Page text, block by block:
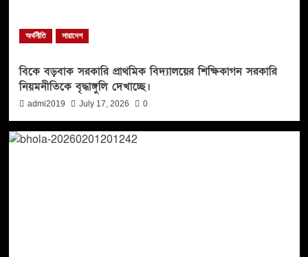
অর্থনীতি সারাদেশ
বিকে বড়বাক সরকারি প্রাথমিক বিদ্যালয়ের শিক্ষিকাগন সরকারি
নিয়মনীতিকে বৃদ্ধাঙ্গুলি দেখাচ্ছে।
admi2019 July 17, 2026 0